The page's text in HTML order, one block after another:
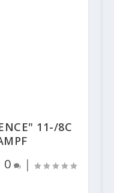
11-/8C
0 |